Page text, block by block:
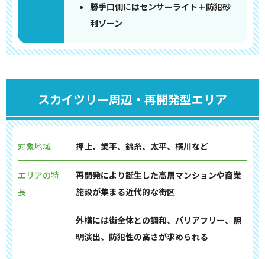
勝手口側にはセンサーライト＋防犯砂
利ゾーン
スカイツリー周辺・再開発型エリア
対象地域 押上、業平、錦糸、太平、横川など
エリアの特
長
再開発により誕生した高層マンションや商業
施設が集まる近代的な街区
外構には街全体との調和、バリアフリー、照
明演出、防犯性の高さが求められる